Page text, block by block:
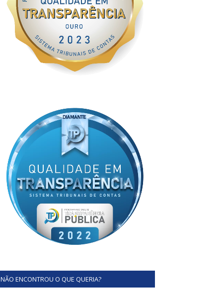
NÃO ENCONTROU O QUE QUERIA?